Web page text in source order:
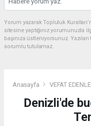
Yorum yazarak Topluluk
sitesine yaptığınız yorumunuzla
başınıza üstleniyorsunuz.
sorumlu tutulamaz.
Anasayfa VEFAT
Denizli'de